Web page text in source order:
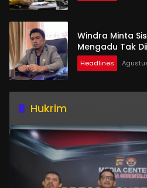
Windra Minta
Mengadu Tak
Headlines
Hukrim